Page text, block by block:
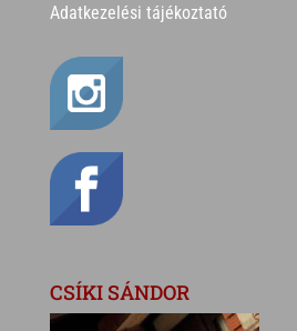
Adatkezelési tájékoztató
CSÍKI SÁNDOR